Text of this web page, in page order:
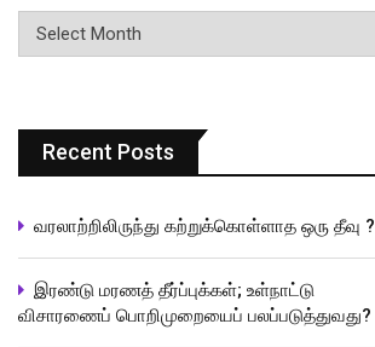
பதிவுகளின்
வரிசை
Recent Posts
வரலாற்றிலிருந்து கற்றுக்கொள்ளாத ஒரு தீவு ?
இரண்டு மரணத் தீர்ப்புக்கள்; உள்நாட்டு
விசாரணைப் பொறிமுறையைப் பலப்படுத்துவது?